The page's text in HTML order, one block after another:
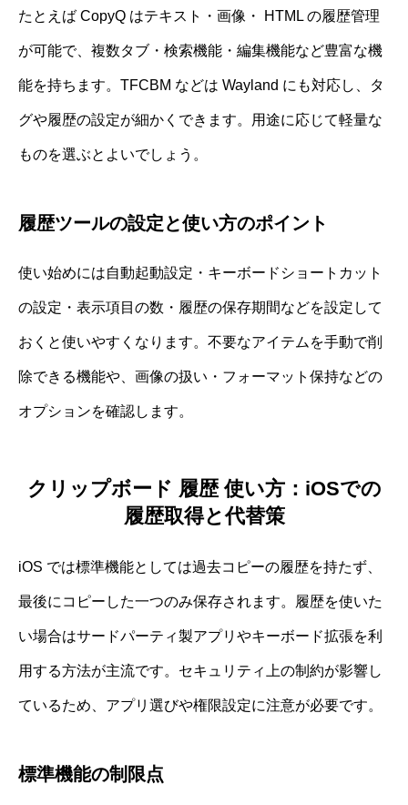
たとえば CopyQ はテキスト・画像・ HTML の履歴管理
が可能で、複数タブ・検索機能・編集機能など豊富な機
能を持ちます。TFCBM などは Wayland にも対応し、タ
グや履歴の設定が細かくできます。用途に応じて軽量な
ものを選ぶとよいでしょう。
履歴ツールの設定と使い方のポイント
使い始めには自動起動設定・キーボードショートカット
の設定・表示項目の数・履歴の保存期間などを設定して
おくと使いやすくなります。不要なアイテムを手動で削
除できる機能や、画像の扱い・フォーマット保持などの
オプションを確認します。
クリップボード 履歴 使い方：iOSでの
履歴取得と代替策
iOS では標準機能としては過去コピーの履歴を持たず、
最後にコピーした一つのみ保存されます。履歴を使いた
い場合はサードパーティ製アプリやキーボード拡張を利
用する方法が主流です。セキュリティ上の制約が影響し
ているため、アプリ選びや権限設定に注意が必要です。
標準機能の制限点